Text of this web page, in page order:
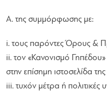
Α. της συμμόρφωσης με:
i. τους παρόντες Όρους &
ii. τον «Κανονισμό
στην επίσημη ιστοσελίδα
iii. τυχόν μέτρα ή